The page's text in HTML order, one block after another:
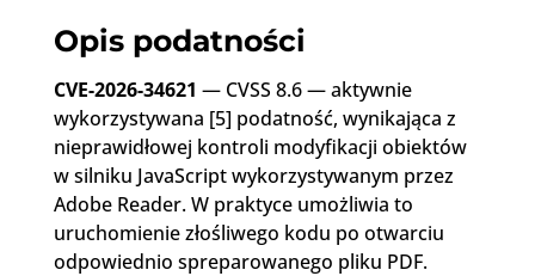
Opis podatności
CVE-2026-34621 — CVSS 8.6 — aktywnie
wykorzystywana [5] podatność, wynikająca z
nieprawidłowej kontroli modyfikacji obiektów
w silniku JavaScript wykorzystywanym przez
Adobe Reader. W praktyce umożliwia to
uruchomienie złośliwego kodu po otwarciu
odpowiednio spreparowanego pliku PDF.